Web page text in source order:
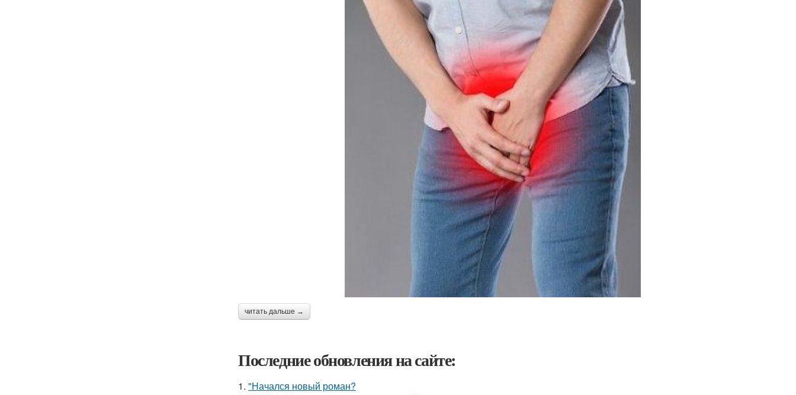
читать дальше →
Последние обновления на сайте:
1. "Начался новый роман?